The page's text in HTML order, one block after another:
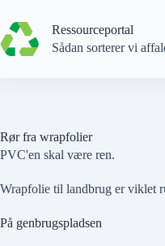
indhold
Ressourceportal
Sådan sorterer vi
Rør fra wrapfolier
PVC'en skal være ren.
Wrapfolie til landbrug er viklet
På genbrugspladsen